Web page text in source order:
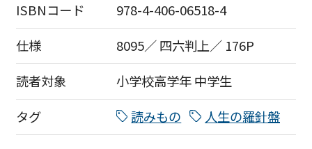
ISBNコード
978-4-406-06518-4
仕様
8095／ 四六判上／ 176P
読者対象
小学校高学年中学生
タグ
読みもの 人生の羅針盤